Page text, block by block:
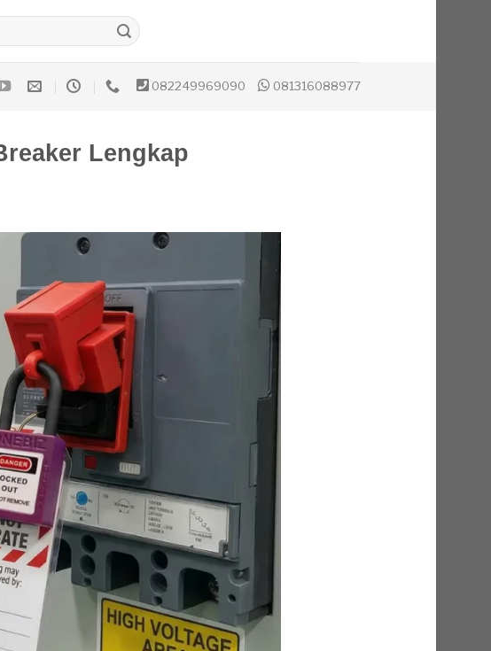
082249969090 081316088977
Lengkap